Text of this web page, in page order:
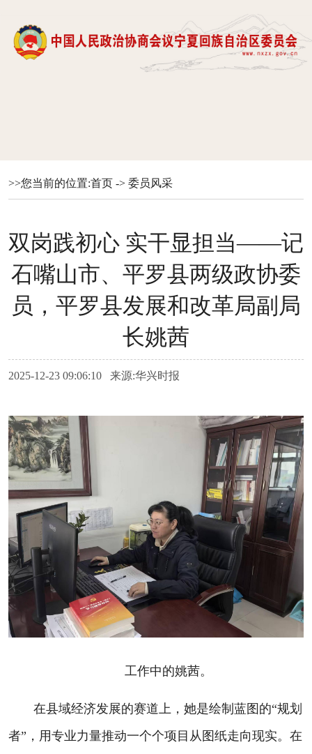
>>您当前的位置:首页 -> 委员风采
双岗践初心 实干显担当——记
石嘴山市、平罗县两级政协委
员，平罗县发展和改革局副局
长姚茜
2025-12-23 09:06:10 来源:华兴时报
工作中的姚茜。
在县域经济发展的赛道上，她是绘制蓝图的“规划
者”，用专业力量推动一个个项目从图纸走向现实。在